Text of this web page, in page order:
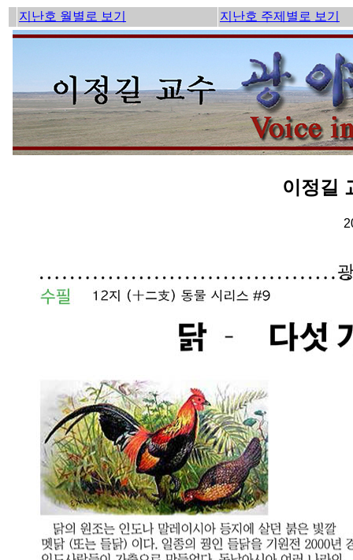
지난호 월별로 보기 지난호 주제별로 보기
이정길